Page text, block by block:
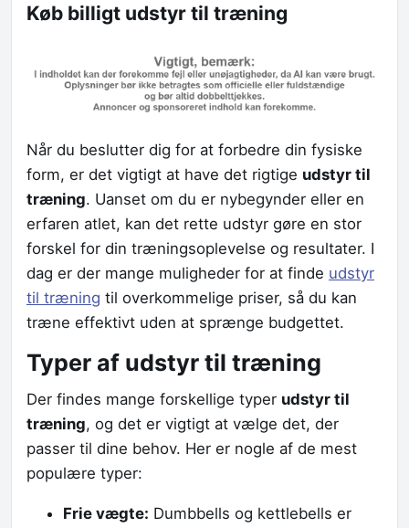
Køb billigt udstyr til træning
Når du beslutter dig for at forbedre din fysiske
form, er det vigtigt at have det rigtige udstyr til
træning. Uanset om du er nybegynder eller en
erfaren atlet, kan det rette udstyr gøre en stor
forskel for din træningsoplevelse og resultater. I
dag er der mange muligheder for at finde udstyr
til træning til overkommelige priser, så du kan
træne effektivt uden at sprænge budgettet.
Typer af udstyr til træning
Der findes mange forskellige typer udstyr til
træning, og det er vigtigt at vælge det, der
passer til dine behov. Her er nogle af de mest
populære typer:
Frie vægte: Dumbbells og kettlebells er